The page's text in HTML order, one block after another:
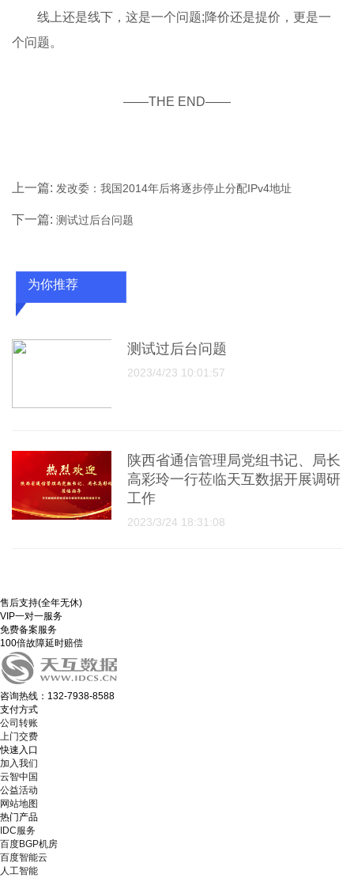
线上还是线下，这是一个问题;降价还是提价，更是一
个问题。
——THE END——
上一篇: 发改委：我国2014年后将逐步停止分配IPv4地址
下一篇:测试过后台问题
为你推荐
测试过后台问题
2023/4/23 10:01:57
陕西省通信管理局党组书记、局长
高彩玲一行莅临天互数据开展调研
工作
2023/3/24 18:31:08
售后支持(全年无休)
VIP一对一服务
免费备案服务
100倍故障延时赔偿
咨询热线：132-7938-8588
支付方式
公司转账
上门交费
快速入口
加入我们
云智中国
公益活动
网站地图
热门产品
IDC服务
百度BGP机房
百度智能云
人工智能